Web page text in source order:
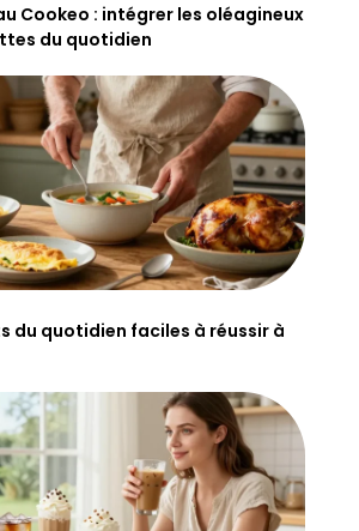
Cookeo : intégrer les oléagineux
du quotidien
du quotidien faciles à réussir à